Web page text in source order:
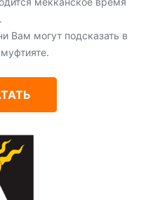
Вам могут подсказать в